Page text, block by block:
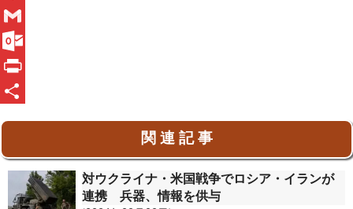
a
c
e
b
L
n
e
G
m
a
O
uP
関 連 記 事
対ウクライナ・米国戦争でロシア・イランが
連携 兵器、情報を供与